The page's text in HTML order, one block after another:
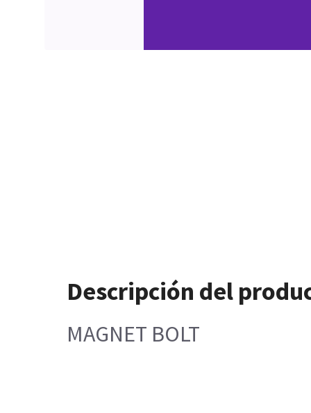
Descripción del
MAGNET BOLT